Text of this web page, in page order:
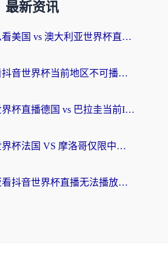
最新资讯
在国外怎么看美国 vs 澳大利亚世界杯直播？海外党必藏的中文解说观赛指南
在加拿大看抖音世界杯当前地区不可播放？海外党体育观赛终极指南
在海外看世界杯直播德国 vs 巴拉圭当前IP受限制？这篇指南帮你轻松解决地区限制
在国外看世界杯法国 VS 摩洛哥仅限中国大陆？别让地域限制拦下你的欢呼
在澳大利亚看抖音世界杯直播无法播放？海外党体育观赛终极指南来了！